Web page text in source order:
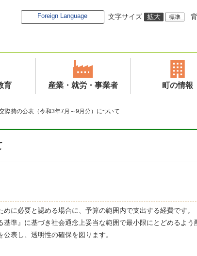
Foreign Language 文字サイズ
育 産業・就労・事業者 町の情報
際費の公表（令和3年7月～9月分）について
に必要と認める場合に、予算の範囲内で支出する経費です。
準』に基づき社会通念上妥当な範囲で最小限にとどめるよう
表し、透明性の確保を図ります。